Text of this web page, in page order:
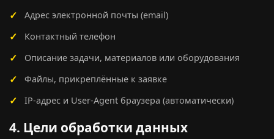
Адрес электронной почты (email)
Контактный телефон
Описание задачи, материалов или оборудования
Файлы, прикреплённые к заявке
IP-адрес и User-Agent браузера (автоматически)
4. Цели обработки данных